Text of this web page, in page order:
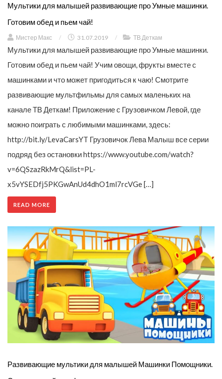
Мультики для малышей развивающие про Умные машинки.
Готовим обед и пьем чай!
Мистер Макс / 31.07.2019 / ТВ Деткам
Мультики для малышей развивающие про Умные машинки.
Готовим обед и пьем чай! Учим овощи, фрукты вместе с
машинками и что может пригодиться к чаю! Смотрите
развивающие мультфильмы для самых маленьких на
канале ТВ Деткам! Приложение с Грузовичком Левой, где
можно поиграть с любимыми машинками, здесь:
http://bit.ly/LevaCarsYT Грузовичок Лева Малыш все серии
подряд без остановки https://www.youtube.com/watch?
v=6QSzazRkMrQ&list=PL-
x5vYSEDfj5PKGwAnUd4dhO1ml7rcVGe […]
READ MORE
Развивающие мультики для малышей Машинки Помощники.